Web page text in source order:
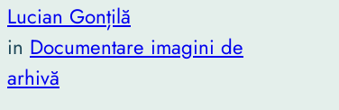
Lucian Gonțilă
in Documentare imagini de
arhivă